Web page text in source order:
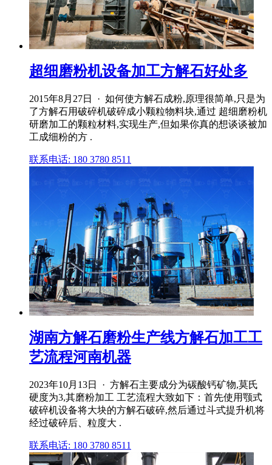
超细磨粉机设备加工方解石好处多
2015年8月27日 · 如何使方解石成粉,原理很简单,只是为
了方解石用破碎机破碎成小颗粒物料块,通过 超细磨粉机
研磨加工的颗粒材料,实现生产,但如果你真的想谈谈被加
工成细粉的方 .
联系电话: 180 3780 8511
湖南方解石磨粉生产线方解石加工工
艺流程河南机器
2023年10月13日 · 方解石主要成分为碳酸钙矿物,莫氏
硬度为3,其磨粉加工 工艺流程大致如下：首先使用颚式
破碎机设备将大块的方解石破碎,然后通过斗式提升机将
经过破碎后、粒度大 .
联系电话: 180 3780 8511